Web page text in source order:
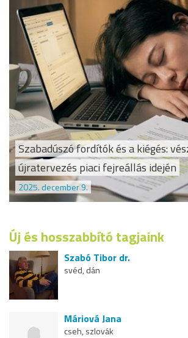
Szabadúszó fordítók és a kiégés:
újratervezés piaci fejreállás idején
2025. december 9.
Új és hosszabbító tagjaink
Szabó Tibor dr.
svéd, dán
Máriová Jana
cseh, szlovák